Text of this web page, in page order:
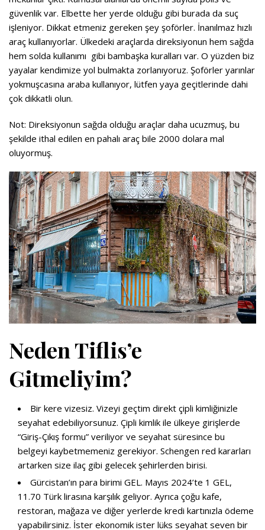
güvenlik var. Elbette her yerde olduğu gibi burada da suç
işleniyor. Dikkat etmeniz gereken şey şoförler. İnanılmaz hızlı
araç kullanıyorlar. Ülkedeki araçlarda direksiyonun hem sağda
hem solda kullanımı gibi bambaşka kuralları var. O yüzden biz
yayalar kendimize yol bulmakta zorlanıyoruz. Şoförler yarınlar
yokmuşcasına araba kullanıyor, lütfen yaya geçitlerinde dahi
çok dikkatli olun.
Not: Direksiyonun sağda olduğu araçlar daha ucuzmuş, bu
şekilde ithal edilen en pahalı araç bile 2000 dolara mal
oluyormuş.
Neden Tiflis’e
Gitmeliyim?
Bir kere vizesiz. Vizeyi geçtim direkt çipli kimliğinizle
seyahat edebiliyorsunuz. Çipli kimlik ile ülkeye girişlerde
“Giriş-Çıkış formu” veriliyor ve seyahat süresince bu
belgeyi kaybetmemeniz gerekiyor. Schengen red kararları
artarken size ilaç gibi gelecek şehirlerden birisi.
Gürcistan’ın para birimi GEL. Mayıs 2024’te 1 GEL,
11.70 Türk lirasına karşılık geliyor. Ayrıca çoğu kafe,
restoran, mağaza ve diğer yerlerde kredi kartınızla ödeme
yapabilirsiniz. İster ekonomik ister lüks seyahat seven bir